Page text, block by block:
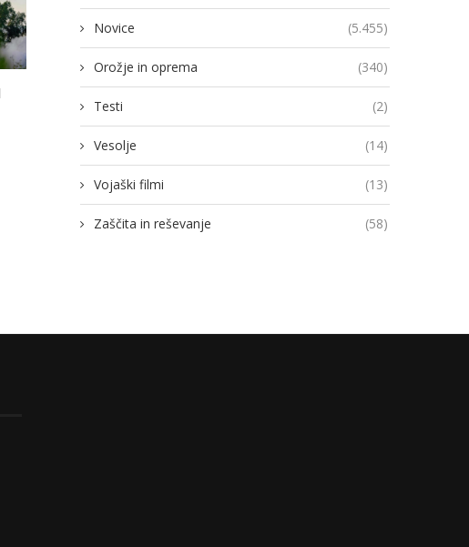
Vodja Ukroboronproma Herman
Smetanin odstopil
Lovci rafale za Ukrajino
novimi gripni E
Novice (5.455)
Orožje in oprema (340)
Testi (2)
Vesolje (14)
Vojaški filmi (13)
Zaščita in reševanje (58)